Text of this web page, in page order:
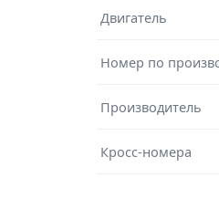
Двигатель
Номер по
Производитель
Кросс-номера